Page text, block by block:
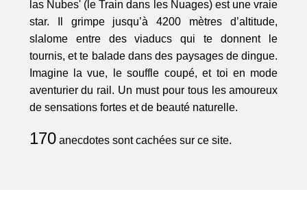
las Nubes' (le Train dans les Nuages) est une vraie
star. Il grimpe jusqu’à 4200 mètres d’altitude,
slalome entre des viaducs qui te donnent le
tournis, et te balade dans des paysages de dingue.
Imagine la vue, le souffle coupé, et toi en mode
aventurier du rail. Un must pour tous les amoureux
de sensations fortes et de beauté naturelle.
170anecdotes sont cachées sur ce site.